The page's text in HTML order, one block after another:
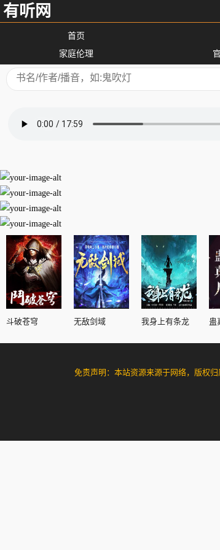
有听网
首页
家庭伦理
斗破苍穹 无敌剑域 我身上有条龙 蛊
免责声明：本站资源来源于网络，版权